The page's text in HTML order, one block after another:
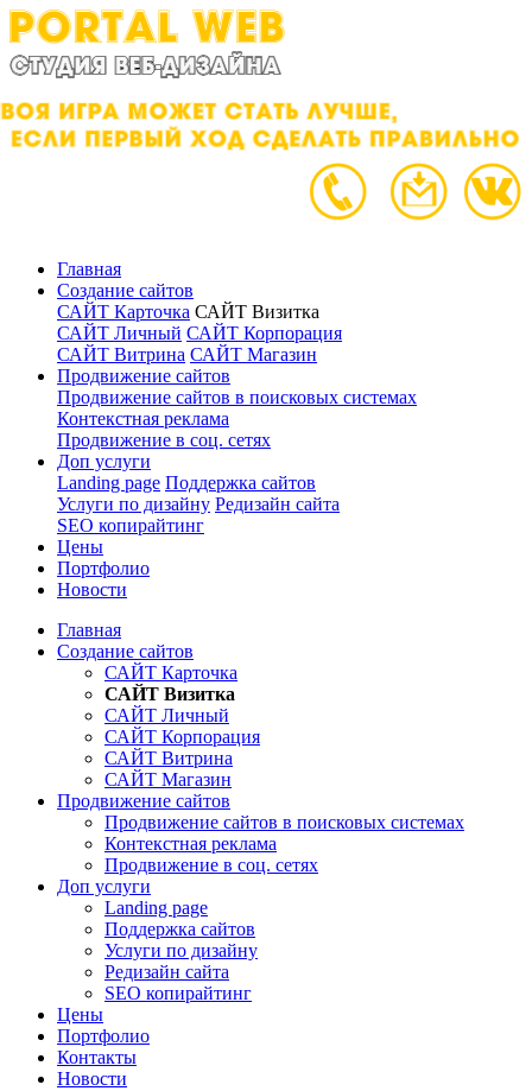
Главная
Создание сайтов
САЙТ Карточка САЙТ Визитка
САЙТ Личный САЙТ Корпорация
САЙТ Витрина САЙТ Магазин
Продвижение сайтов
Продвижение сайтов в поисковых системах
Контекстная реклама
Продвижение в соц. сетях
Доп услуги
Landing page Поддержка сайтов
Услуги по дизайну Редизайн сайта
SEO копирайтинг
Цены
Портфолио
Новости
Главная
Создание сайтов
САЙТ Карточка
САЙТ Визитка
САЙТ Личный
САЙТ Корпорация
САЙТ Витрина
САЙТ Магазин
Продвижение сайтов
Продвижение сайтов в поисковых системах
Контекстная реклама
Продвижение в соц. сетях
Доп услуги
Landing page
Поддержка сайтов
Услуги по дизайну
Редизайн сайта
SEO копирайтинг
Цены
Портфолио
Контакты
Новости